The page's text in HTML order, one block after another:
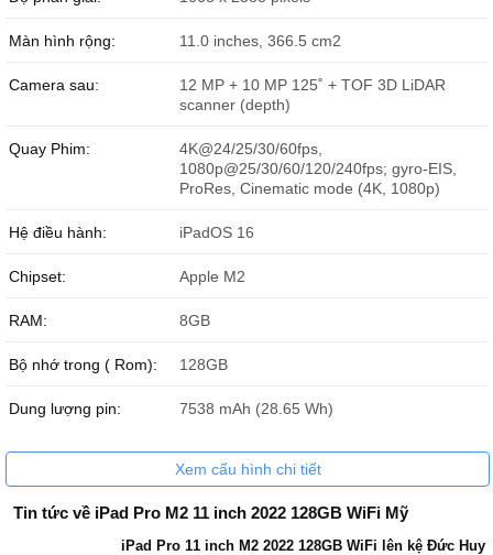
Màn hình rộng: 11.0 inches, 366.5 cm2
Camera sau:
12 MP + 10 MP 125˚ + TOF 3D LiDAR
scanner (depth)
Quay Phim:
4K@24/25/30/60fps,
1080p@25/30/60/120/240fps; gyro-EIS,
ProRes, Cinematic mode (4K, 1080p)
Hệ điều hành: iPadOS 16
Chipset: Apple M2
RAM: 8GB
Bộ nhớ trong ( Rom): 128GB
Dung lượng pin: 7538 mAh (28.65 Wh)
Xem cấu hình chi tiết
Tin tức về iPad Pro M2 11 inch 2022 128GB WiFi Mỹ
iPad Pro 11 inch M2 2022 128GB WiFi lên kệ Đức Huy